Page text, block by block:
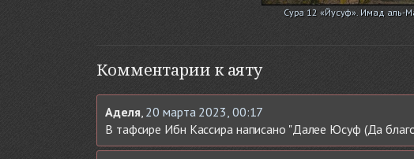
Сура 12 «Йусуф». Имад аль-
Комментарии к аяту
Аделя, 20 марта 2023, 00:17
В тафсире Ибн Кассира написано "Далее Юсуф (Да